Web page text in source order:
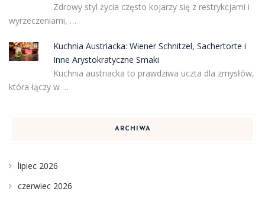
Zdrowy styl życia często kojarzy się z restrykcjami i
wyrzeczeniami, …
Kuchnia Austriacka: Wiener Schnitzel, Sachertorte i
Inne Arystokratyczne Smaki
Kuchnia austriacka to prawdziwa uczta dla zmysłów,
która łączy w …
ARCHIWA
lipiec 2026
czerwiec 2026